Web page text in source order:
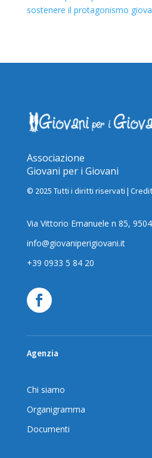
sostenere il protagonismo
Associazione
Giovani per i Giovani
© 2025 Tutti i diritti riservati |
Via Vittorio Emanuele n 85,
info@giovaniperigiovani.it
+39 0933 5 84 20
Agenzia
Chi siamo
Organigramma
Documenti